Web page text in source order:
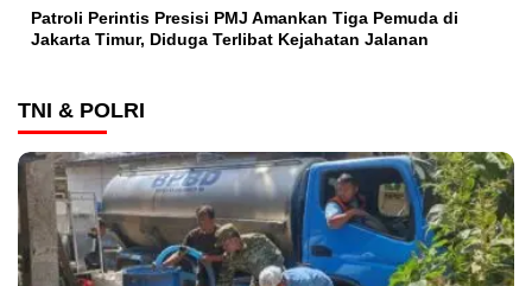
Patroli Perintis Presisi PMJ Amankan Tiga Pemuda di
Jakarta Timur, Diduga Terlibat Kejahatan Jalanan
TNI & POLRI